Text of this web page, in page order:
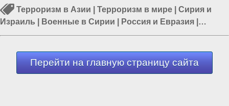
Терроризм в Азии Терроризм в мире
Сирия и
Израиль
Военные в Сирии Россия и Евразия
Россия и Сирия|Россия в Сирии
Перейти на главную страницу сайта